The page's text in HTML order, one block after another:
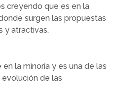
creyendo que es en la
surgen las propuestas
y atractivas.
la minoría y es una de las
de las